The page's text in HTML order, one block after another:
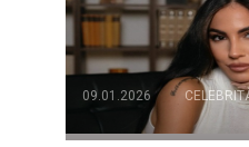
09.01.2026